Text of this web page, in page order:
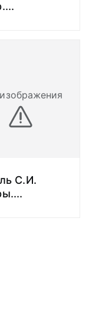
...
С.И.
...